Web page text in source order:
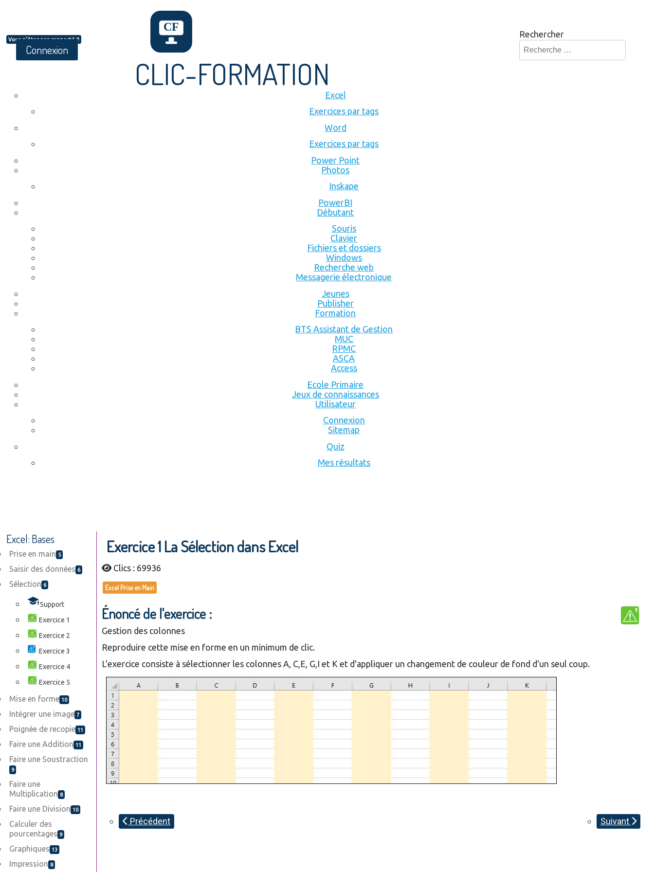
Vous n'êtes pas connecté !!
Connexion
CLIC-FORMATION
Rechercher
Excel
Exercices par tags
Word
Exercices par tags
Power Point
Photos
Inskape
PowerBI
Débutant
Souris
Clavier
Fichiers et dossiers
Windows
Recherche web
Messagerie électronique
Jeunes
Publisher
Formation
BTS Assistant de Gestion
MUC
RPMC
ASCA
Access
Ecole Primaire
Jeux de connaissances
Utilisateur
Connexion
Sitemap
Quiz
Mes résultats
Excel: Bases
Prise en main 5
Saisir des données 6
Sélection 6
Support
Exercice 1
Exercice 2
Exercice 3
Exercice 4
Exercice 5
Mise en forme 10
Intégrer une image 7
Poignée de recopie 11
Faire une Addition 11
Faire une Soustraction
9
Faire une
Multiplication 8
Faire une Division 10
Calculer des
pourcentages 9
Graphiques 13
Impression 8
Exercice 1 La Sélection dans Excel
Clics : 69936
Excel Prise en Main
Énoncé de l'exercice :
Gestion des colonnes
Reproduire cette mise en forme en un minimum de clic.
L'exercice consiste à sélectionner les colonnes A, C,E, G,I et K et d'appliquer un changement de couleur de fond d'un seul coup.
Précédent Suivant